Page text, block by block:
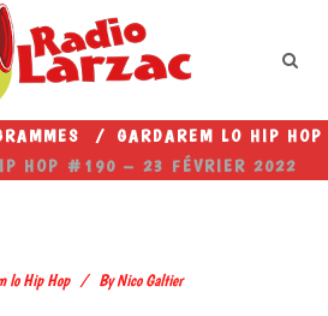
/ GARDAREM LO HIP HOP
HOP #190 – 23 FÉVRIER 2022
lo Hip Hop By Nico Galtier